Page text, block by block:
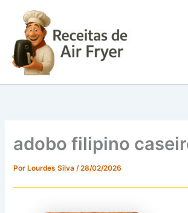
conteúdo
adobo filipino
Por Lourdes Silva/28/02/2026